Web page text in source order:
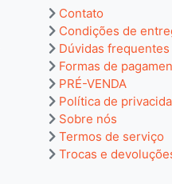
Contato
Condições de
Dúvidas frequentes
Formas de
PRÉ-VENDA
Política de
Sobre nós
Termos de serviço
Trocas e